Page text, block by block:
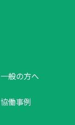
一般の方へ
協働事例